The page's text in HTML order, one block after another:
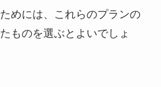
めには、これらのプランの
ものを選ぶとよいでしょ